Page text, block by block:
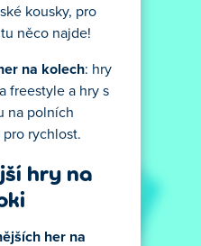
kousky, pro
něco najde!
na kolech: hry
freestyle a hry s
na polních
rychlost.
hry na
her na